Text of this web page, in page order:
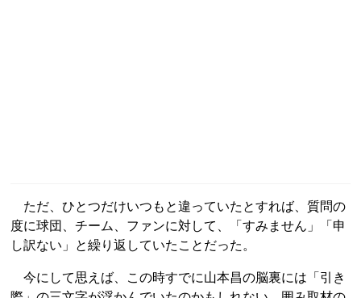
ただ、ひとつだけいつもと違っていたとすれば、質問の
度に球団、チーム、ファンに対して、「すみません」「申
し訳ない」と繰り返していたことだった。
今にして思えば、この時すでに山本昌の脳裏には「引き